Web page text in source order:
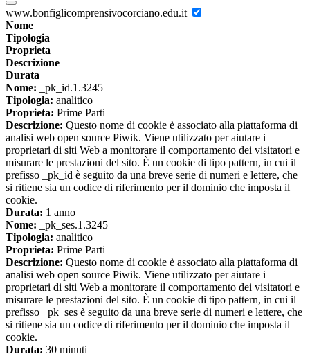
www.bonfiglicomprensivocorciano.edu.it
Nome
Tipologia
Proprieta
Descrizione
Durata
Nome: _pk_id.1.3245
Tipologia: analitico
Proprieta: Prime Parti
Descrizione: Questo nome di cookie è associato alla piattaforma di
analisi web open source Piwik. Viene utilizzato per aiutare i
proprietari di siti Web a monitorare il comportamento dei visitatori e
misurare le prestazioni del sito. È un cookie di tipo pattern, in cui il
prefisso _pk_id è seguito da una breve serie di numeri e lettere, che
si ritiene sia un codice di riferimento per il dominio che imposta il
cookie.
Durata: 1 anno
Nome: _pk_ses.1.3245
Tipologia: analitico
Proprieta: Prime Parti
Descrizione: Questo nome di cookie è associato alla piattaforma di
analisi web open source Piwik. Viene utilizzato per aiutare i
proprietari di siti Web a monitorare il comportamento dei visitatori e
misurare le prestazioni del sito. È un cookie di tipo pattern, in cui il
prefisso _pk_ses è seguito da una breve serie di numeri e lettere, che
si ritiene sia un codice di riferimento per il dominio che imposta il
cookie.
Durata: 30 minuti